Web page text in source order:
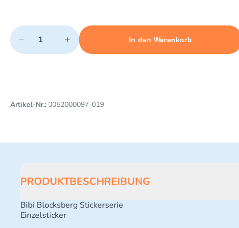
Quantity
− +
Minimum quantity: 1 Maximum quantity: 45
In den Warenkorb
Add 1 item to cart
Artikel-Nr.: 0052000097-019
PRODUKTBESCHREIBUNG
Bibi Blocksberg Stickerserie
Einzelsticker